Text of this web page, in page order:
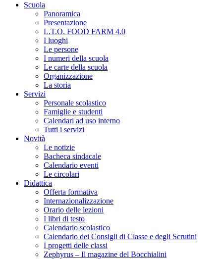
Scuola
Panoramica
Presentazione
L.T.O. FOOD FARM 4.0
I luoghi
Le persone
I numeri della scuola
Le carte della scuola
Organizzazione
La storia
Servizi
Personale scolastico
Famiglie e studenti
Calendari ad uso interno
Tutti i servizi
Novità
Le notizie
Bacheca sindacale
Calendario eventi
Le circolari
Didattica
Offerta formativa
Internazionalizzazione
Orario delle lezioni
I libri di testo
Calendario scolastico
Calendario dei Consigli di Classe e degli Scrutini
I progetti delle classi
Zephyrus – Il magazine del Bocchialini